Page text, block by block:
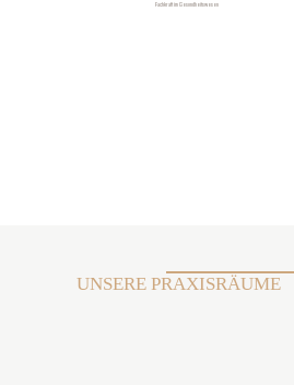
Fachkraft im Gesundheitswesen
UNSERE PRAXISRÄUME